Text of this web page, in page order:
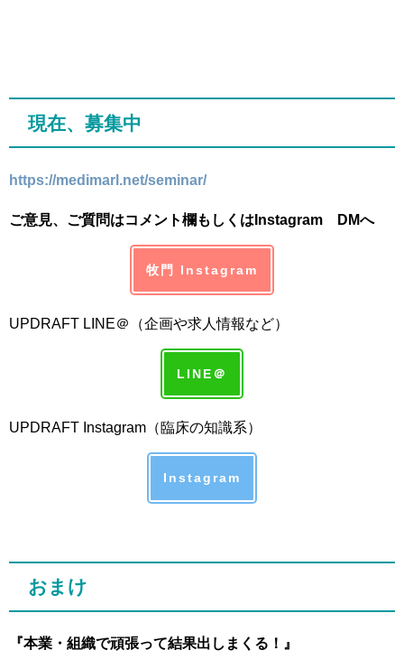
現在、募集中
https://medimarl.net/seminar/
ご意見、ご質問はコメント欄もしくはInstagram DMへ
牧門 Instagram
UPDRAFT LINE＠（企画や求人情報など）
LINE＠
UPDRAFT Instagram（臨床の知識系）
Instagram
おまけ
『本業・組織で頑張って結果出しまくる！』